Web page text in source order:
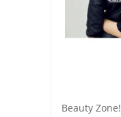
Beauty Zone!